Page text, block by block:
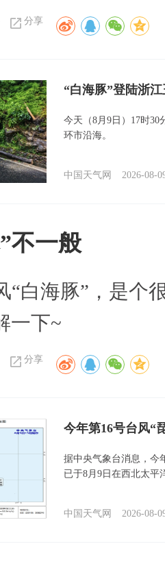
分享
“白海豚”登陆浙
今天（8月9日）17时30
环市沿海。
中国天气网 2026-08-
不一般
“白海豚”，是个
一下~
分享
今年第16号台风“
据中央气象台消息，今
已于8月9日在西北太平
中国天气网 2026-08-